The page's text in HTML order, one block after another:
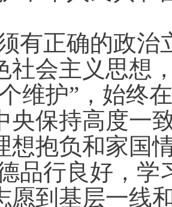
有正确的政治
社会主义思想
维护”，始终
央保持高度一
想抱负和家国
品行良好，学
愿到基层一线